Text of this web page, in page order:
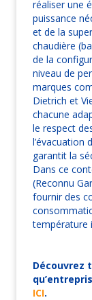
réaliser une
puissance
et de la
chaudière
de la
niveau de
marques
Dietrich et
chacune
le respect
l’évacuation
garantit la
Dans ce
(Reconnu
fournir des
température
Découvrez
ICI.